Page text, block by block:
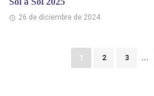
26 de diciembre de 2024
1 2 3 ...